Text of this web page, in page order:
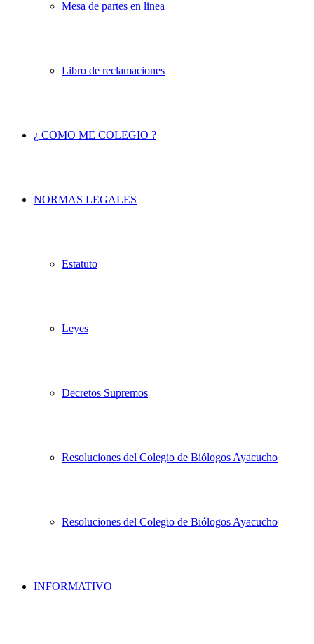
Mesa de partes en linea
Libro de reclamaciones
¿ COMO ME COLEGIO ?
NORMAS LEGALES
Estatuto
Leyes
Decretos Supremos
Resoluciones del Colegio de Biólogos Ayacucho
Resoluciones del Colegio de Biólogos Ayacucho
INFORMATIVO